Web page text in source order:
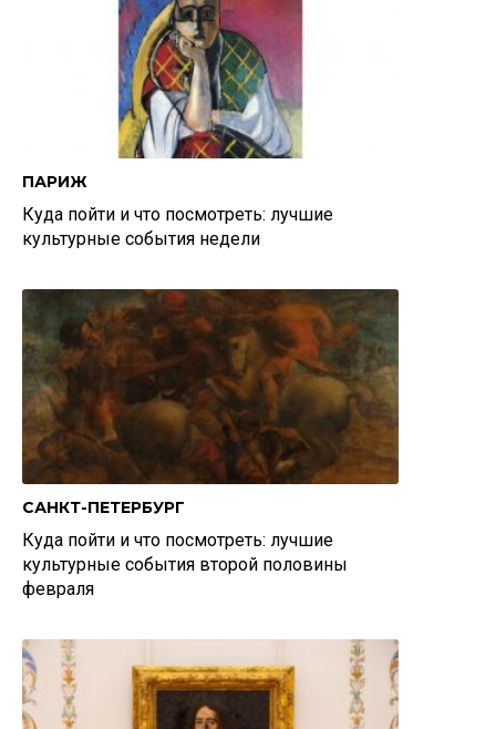
ПАРИЖ
Куда пойти и что посмотреть: лучшие
культурные события недели
САНКТ-ПЕТЕРБУРГ
Куда пойти и что посмотреть: лучшие
культурные события второй половины
февраля